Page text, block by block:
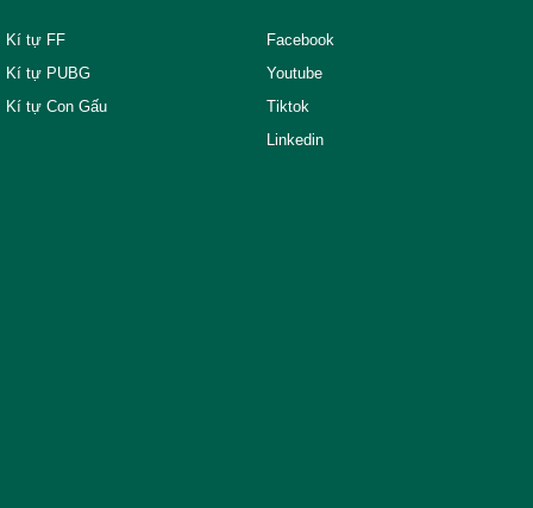
Kí tự FF
Kí tự PUBG
Kí tự Con Gấu
Facebook
Youtube
Tiktok
Linkedin